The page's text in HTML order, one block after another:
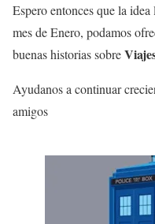
Espero entonces que la
mes de Enero, podamos
buenas historias sobre
Ayudanos a continuar
amigos